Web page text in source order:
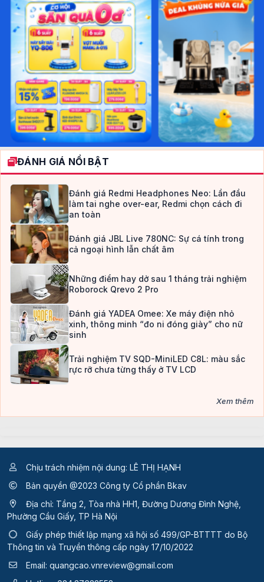
ĐÁNH GIÁ NỔI BẬT
Đánh giá Redmi Headphones Neo: Lần đầu
làm tai nghe over-ear, Redmi chọn cách đi
an toàn
Đánh giá JBL Live 780NC: Sự cá tính trong
cả ngoại hình lẫn chất âm
Những điểm hay dở sau 1 tháng trải nghiệm
Roborock Qrevo 2 Pro
Đánh giá YADEA Omee: Xe máy điện nhỏ
xinh, thông minh “đo ni đóng giày” cho nữ
sinh
Trải nghiệm TV SQD-MiniLED C8L: màu sắc
rực rỡ chưa từng thấy ở TV LCD
Xem thêm
Chịu trách nhiệm nội dung: LÊ THỊ HẠNH
Bản quyền @2023 Công ty Cổ phần Bkav
Địa chỉ: Tầng 2, Tòa nhà HH1, Đường Dương Đình Nghệ,
Phường Cầu Giấy, TP Hà Nội
Giấy phép thiết lập mạng xã hội số 499/GP-BTTTT do Bộ
Thông tin và Truyền thông cấp ngày 17/10/2022
Email: quangcao.vnreview@gmail.com